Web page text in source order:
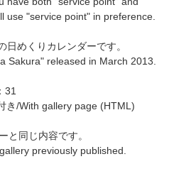
use "service point" in preference.
めくりカレンダーです。
Sakura" released in March 2013.
31
き/With gallery page (HTML)
と同じ内容です。
previously published.